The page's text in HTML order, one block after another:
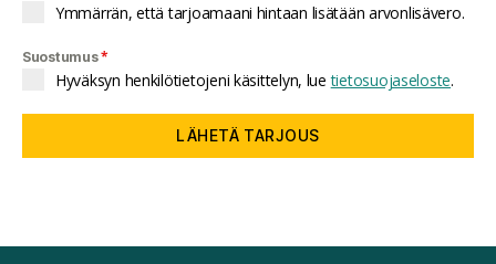
Ymmärrän, että tarjoamaani hintaan lisätään arvonlisävero.
Suostumus*
Hyväksyn henkilötietojeni käsittelyn, luetietosuojaseloste.
LÄHETÄ TARJOUS